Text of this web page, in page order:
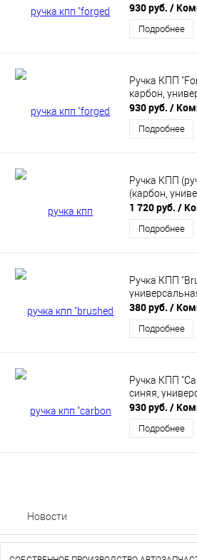
930 руб. /
Подробнее
Ручка КПП
карбон,
930 руб. /
Подробнее
Ручка КПП
(карбон,
1 720 руб. /
Подробнее
Ручка КПП
380 руб. /
Подробнее
Ручка КПП
синяя,
930 руб. /
Подробнее
Новости